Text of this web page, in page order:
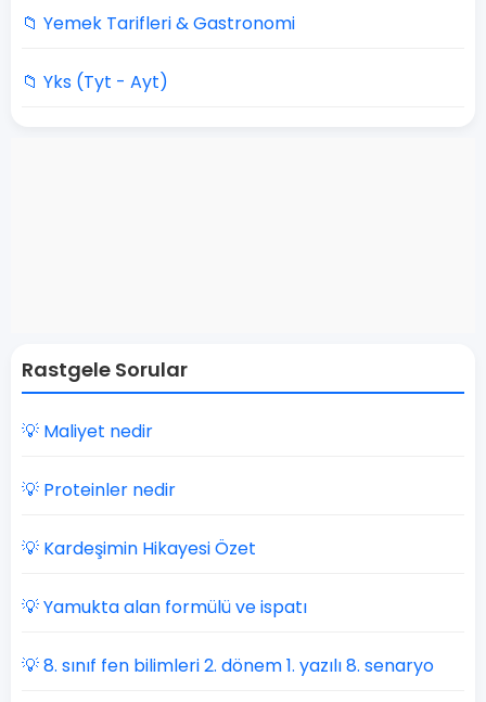
📁 Yemek Tarifleri & Gastronomi
📁 Yks (Tyt - Ayt)
Rastgele Sorular
💡 Maliyet nedir
💡 Proteinler nedir
💡 Kardeşimin Hikayesi Özet
💡 Yamukta alan formülü ve ispatı
💡 8. sınıf fen bilimleri 2. dönem 1. yazılı 8. senaryo